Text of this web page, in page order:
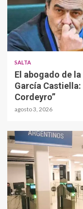
SALTA
El abogado de
García
Cordeyro”
agosto 3, 2026